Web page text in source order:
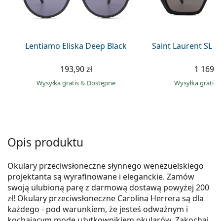
Precision
Lentiamo Eliska Deep Black
193,90 zł
Wysyłka gratis& Dostępne
Saint Laurent SL
1
Wysyłka gratis
Opis produktu
Okulary przeciwsłoneczne słynnego wenezuelskiego
projektanta są wyrafinowane i eleganckie. Zamów
swoją ulubioną parę z darmową dostawą powyżej 200
zł! Okulary przeciwsłoneczne Carolina Herrera są dla
każdego - pod warunkiem, że jesteś odważnym i